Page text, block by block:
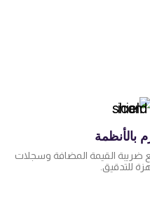
بالأنظمة
ضريبة القيمة المضافة وسجلات
للتدقيق.